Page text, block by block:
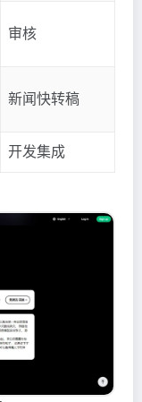
审核
新闻快转稿
开发集成